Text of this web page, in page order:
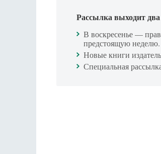
Рассылка выходит
В воскресенье —
предстоящую неделю.
Новые книги
Специальная